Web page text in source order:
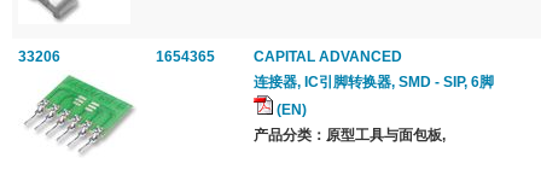
33206 1654365
CAPITAL ADVANCED
连接器, IC引脚转换器, SMD - SIP, 6脚
(EN)
产品分类：原型工具与面包板,